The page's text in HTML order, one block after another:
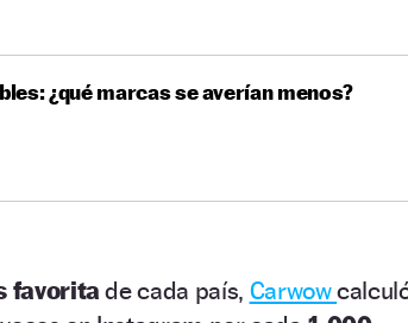
¿qué marcas se averían menos?
favoritade cada país, Carwow